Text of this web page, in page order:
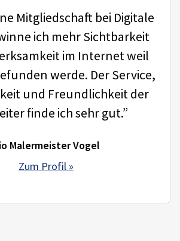
Mitgliedschaft bei Digitale
ich mehr Sichtbarkeit
im Internet weil
werde. Der Service,
und Freundlichkeit der
finde ich sehr gut.”
Malermeister Vogel
Zum Profil »